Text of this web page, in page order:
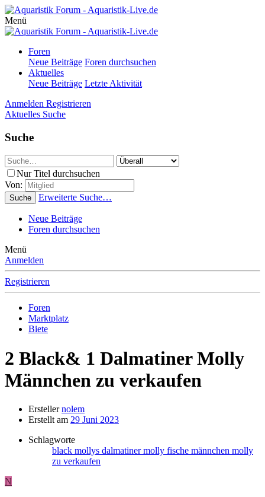
Menü
Foren
Neue Beiträge Foren durchsuchen
Aktuelles
Neue Beiträge Letzte Aktivität
Anmelden Registrieren
Aktuelles Suche
Suche
Nur Titel durchsuchen
Von:
Suche Erweiterte Suche…
Neue Beiträge
Foren durchsuchen
Menü
Anmelden
Registrieren
Foren
Marktplatz
Biete
2 Black& 1 Dalmatiner Molly
Männchen zu verkaufen
Ersteller nolem
Erstellt am 29 Juni 2023
Schlagworte
black mollys dalmatiner molly fische männchen molly
zu verkaufen
N